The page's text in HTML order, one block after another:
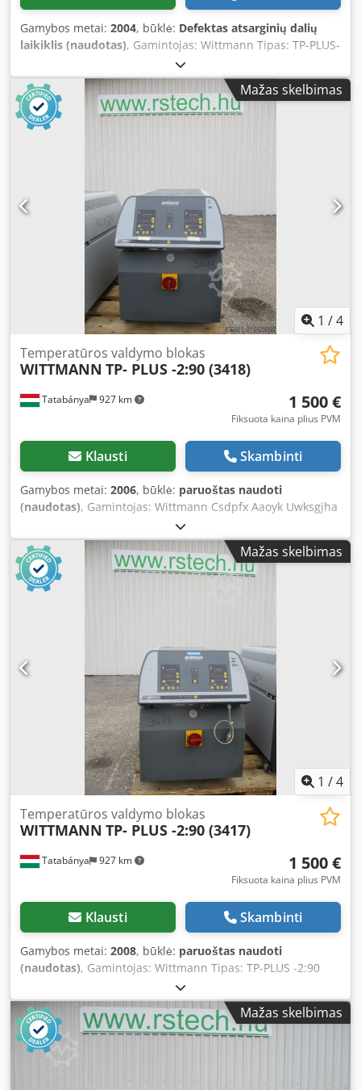
Gamybos metai: 2004, būklė: Defektas atsarginių dalių
laikiklis (naudotas), Gamintojas: Wittmann Tipas: TP-PLUS-
2:90 Csdpfx Ajyk Tnneagjha Nepilnas
Mažas skelbimas
1 /4
Tatabánya 927 km
Temperatūros valdymo blokas
WITTMANN TP- PLUS -2:90 (3418)
1 500 €
Fiksuota kaina plius PVM
Klausti Skambinti
Gamybos metai: 2006, būklė: paruoštas naudoti
(naudotas), Gamintojas: Wittmann Csdpfx Aaoyk Uwksgjha
Mažas skelbimas
1 /4
Tatabánya 927 km
Temperatūros valdymo blokas
WITTMANN TP- PLUS -2:90 (3417)
1 500 €
Fiksuota kaina plius PVM
Klausti Skambinti
Gamybos metai: 2008, būklė: paruoštas naudoti
(naudotas), Gamintojas: Wittmann Tipas: TP-PLUS -2:90
Mažas skelbimas